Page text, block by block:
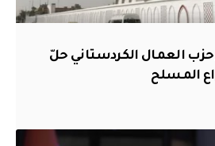
حزب العمال الكردستاني حلّ
المسلح